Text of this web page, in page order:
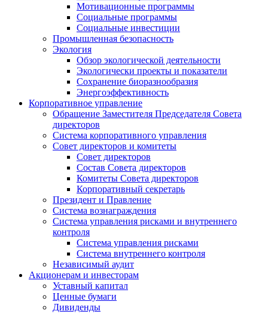
Мотивационные программы
Социальные программы
Социальные инвестиции
Промышленная безопасность
Экология
Обзор экологической деятельности
Экологически проекты и показатели
Сохранение биоразнообразия
Энергоэффективность
Корпоративное управление
Обращение Заместителя Председателя Совета
директоров
Система корпоративного управления
Совет директоров и комитеты
Совет директоров
Состав Совета директоров
Комитеты Совета директоров
Корпоративный секретарь
Президент и Правление
Система вознаграждения
Система управления рисками и внутреннего
контроля
Система управления рисками
Система внутреннего контроля
Независимый аудит
Акционерам и инвесторам
Уставный капитал
Ценные бумаги
Дивиденды